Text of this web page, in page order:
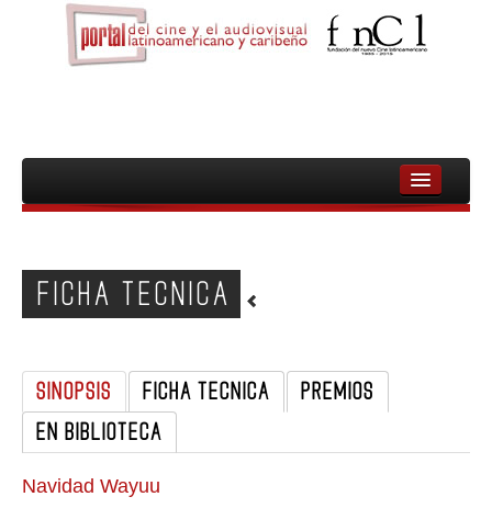
INICIO
PELICULAS
DOCUMENTALES
MUJERES
AUDIOVISUAL INDIGENA Y COMUNITARIO
FICHA TECNICA
SINOPSIS FICHA TECNICA
PREMIOS
EN BIBLIOTECA
Navidad Wayuu